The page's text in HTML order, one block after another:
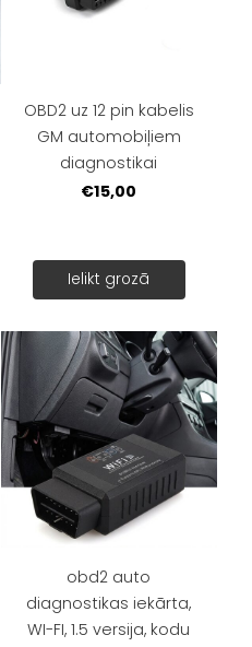
OBD2 uz 12 pin kabelis
GM automobiļiem
diagnostikai
€15,00
Ielikt grozā
obd2 auto
diagnostikas iekārta,
WI-FI, 1.5 versija, kodu